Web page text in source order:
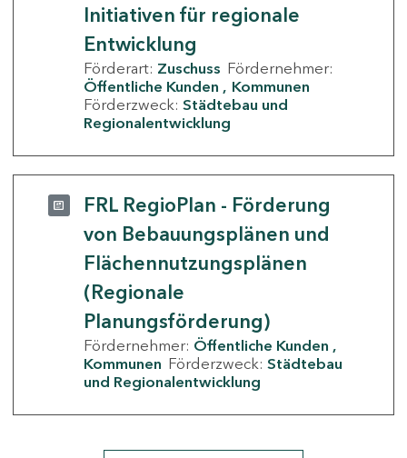
Initiativen für regionale
Entwicklung
Förderart: Zuschuss Fördernehmer:
Öffentliche Kunden
Kommunen
Förderzweck: Städtebau und
Regionalentwicklung
FRL RegioPlan - Förderung
von Bebauungsplänen und
Flächennutzungsplänen
(Regionale
Planungsförderung)
Fördernehmer: Öffentliche Kunden
Kommunen Förderzweck: Städtebau
und Regionalentwicklung